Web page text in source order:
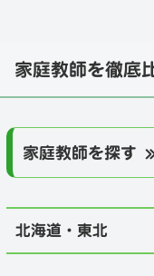
家庭教師を徹底
家庭教師を探す
北海道・東北